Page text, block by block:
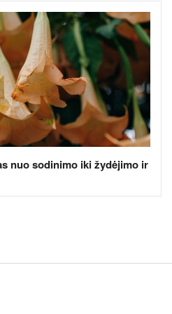
nuo sodinimo iki žydėjimo ir